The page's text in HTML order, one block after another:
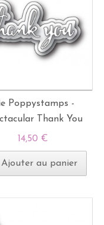
Poppystamps -
Thank You
14,50 €
Ajouter au panier